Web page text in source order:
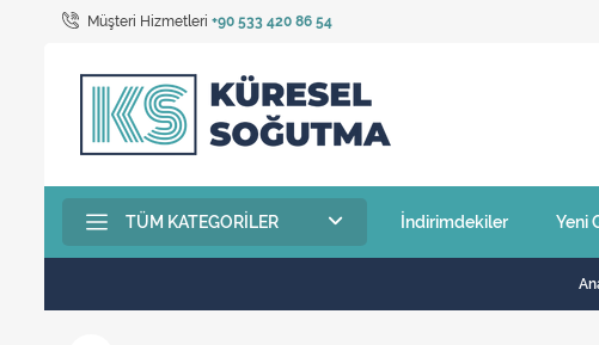
Müşteri Hizmetleri +90 533 420 86 54
TÜM KATEGORILER İndirimdekiler Yeni